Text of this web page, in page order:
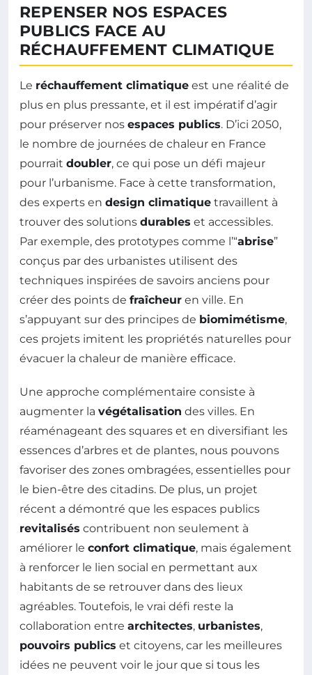
REPENSER NOS ESPACES
PUBLICS FACE AU
RÉCHAUFFEMENT CLIMATIQUE
Le réchauffement climatique est une réalité de
plus en plus pressante, et il est impératif d’agir
pour préserver nos espaces publics. D’ici 2050,
le nombre de journées de chaleur en France
pourrait doubler, ce qui pose un défi majeur
pour l’urbanisme. Face à cette transformation,
des experts en design climatique travaillent à
trouver des solutions durables et accessibles.
Par exemple, des prototypes comme l’“abrise”
conçus par des urbanistes utilisent des
techniques inspirées de savoirs anciens pour
créer des points de fraîcheur en ville. En
s’appuyant sur des principes de biomimétisme,
ces projets imitent les propriétés naturelles pour
évacuer la chaleur de manière efficace.
Une approche complémentaire consiste à
augmenter la végétalisation des villes. En
réaménageant des squares et en diversifiant les
essences d’arbres et de plantes, nous pouvons
favoriser des zones ombragées, essentielles pour
le bien-être des citadins. De plus, un projet
récent a démontré que les espaces publics
revitalisés contribuent non seulement à
améliorer le confort climatique, mais également
à renforcer le lien social en permettant aux
habitants de se retrouver dans des lieux
agréables. Toutefois, le vrai défi reste la
collaboration entre architectes, urbanistes,
pouvoirs publics et citoyens, car les meilleures
idées ne peuvent voir le jour que si tous les